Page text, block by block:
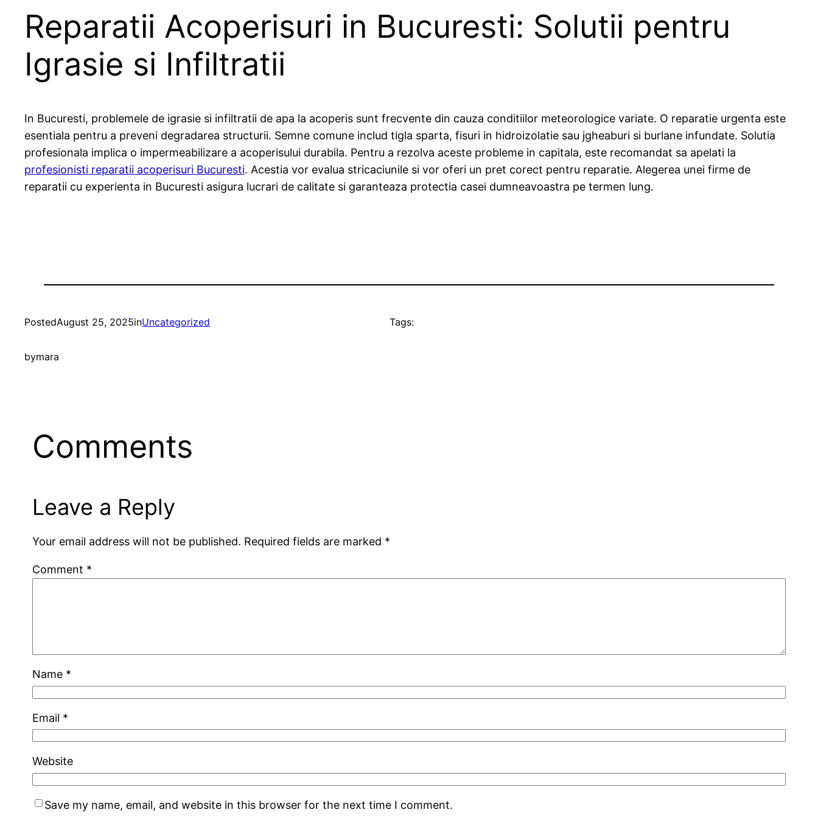
Reparatii Acoperisuri in Bucuresti: Solutii pentru
Igrasie si Infiltratii
In Bucuresti, problemele de igrasie si infiltratii de apa la acoperis sunt frecvente din cauza conditiilor meteorologice variate. O reparatie urgenta este
esentiala pentru a preveni degradarea structurii. Semne comune includ tigla sparta, fisuri in hidroizolatie sau jgheaburi si burlane infundate. Solutia
profesionala implica o impermeabilizare a acoperisului durabila. Pentru a rezolva aceste probleme in capitala, este recomandat sa apelati la
profesionisti reparatii acoperisuri Bucuresti. Acestia vor evalua stricaciunile si vor oferi un pret corect pentru reparatie. Alegerea unei firme de
reparatii cu experienta in Bucuresti asigura lucrari de calitate si garanteaza protectia casei dumneavoastra pe termen lung.
PostedAugust 25, 2025inUncategorized
bymara
Tags:
Comments
Leave a Reply
Your email address will not be published. Required fields are marked *
Comment *
Name *
Email *
Website
Save my name, email, and website in this browser for the next time I comment.